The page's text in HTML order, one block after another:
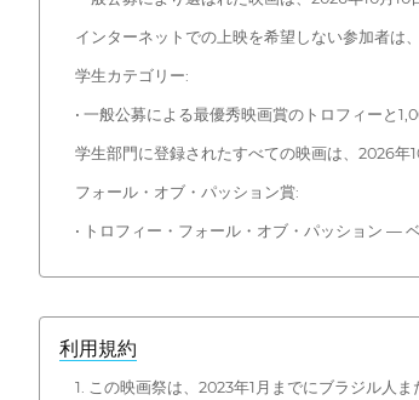
インターネットでの上映を希望しない参加者は
学生カテゴリー:
• 一般公募による最優秀映画賞のトロフィーと
学生部門に登録されたすべての映画は、2026年
フォール・オブ・パッション賞:
• トロフィー・フォール・オブ・パッション —
利用規約
1. この映画祭は、2023年1月までにブラジル人